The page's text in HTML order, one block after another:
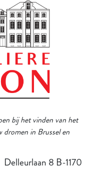
bij het vinden van het
dromen in Brussel en
Delleurlaan 8 B-1170